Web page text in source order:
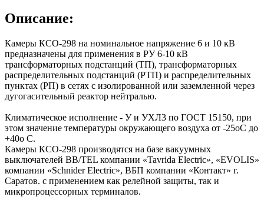
Описание:
Камеры КСО-298 на номинальное напряжение 6 и 10 кВ
предназначены для применения в РУ 6-10 кВ
трансформаторных подстанций (ТП), трансформаторных
распределительных подстанций (РТП) и распределительных
пунктах (РП) в сетях с изолированной или заземленной через
дугогасительный реактор нейтралью.
Климатическое исполнение - У и УХЛ3 по ГОСТ 15150, при
этом значение температуры окружающего воздуха от -25оС до
+40о С.
Камеры КСО-298 производятся на базе вакуумных
выключателей ВВ/TEL компании «Tavrida Electric», «EVOLIS»
компании «Schnider Electric», ВБП компании «Контакт» г.
Саратов. с применением как релейной защиты, так и
микропроцессорных терминалов.